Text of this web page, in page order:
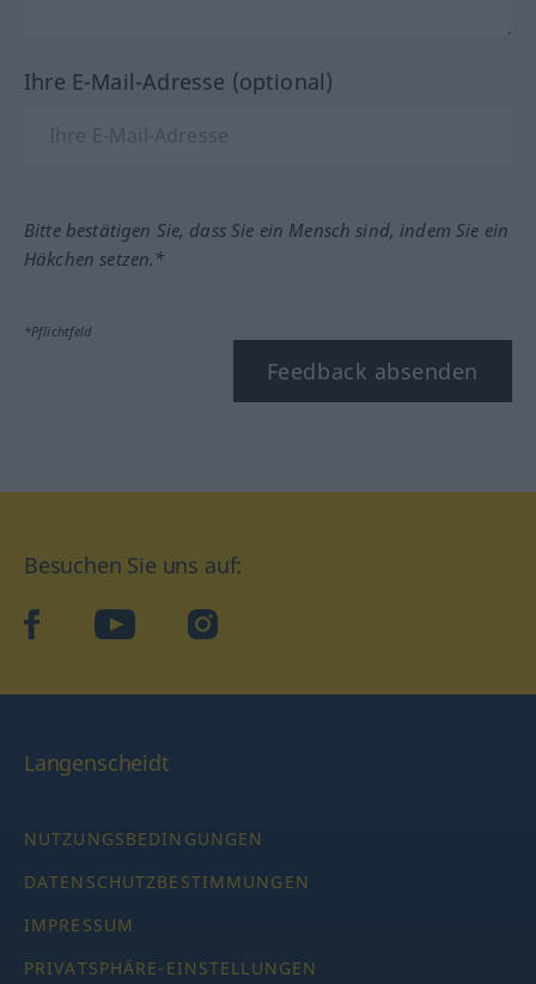
Ihre E-Mail-Adresse (optional)
Bitte bestätigen Sie, dass Sie ein Mensch sind, indem Sie ein
Häkchen setzen.*
*Pflichtfeld
Feedback absenden
Besuchen Sie uns auf:
facebookYouTube Instagram
Langenscheidt
NUTZUNGSBEDINGUNGEN
DATENSCHUTZBESTIMMUNGEN
IMPRESSUM
PRIVATSPHÄRE-EINSTELLUNGEN